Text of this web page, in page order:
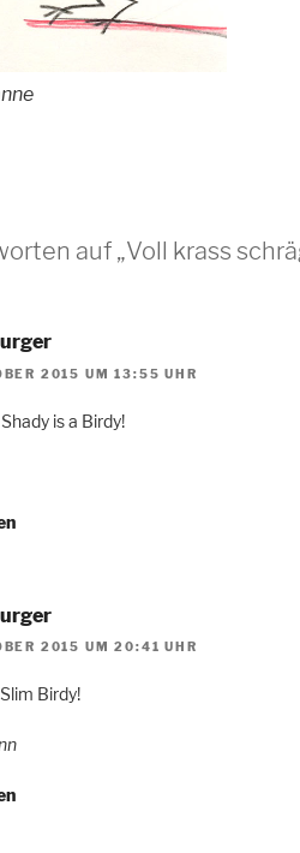
auf „Voll krass
2015 UM 13:55 UHR
is a Birdy!
2015 UM 20:41 UHR
Birdy!